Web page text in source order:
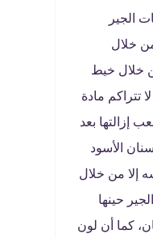
الجير
خلال
خلال خيط
تتراكم مادة
إزالتها بعد
الأسود
إلا من خلال
حينها
كما أن لون